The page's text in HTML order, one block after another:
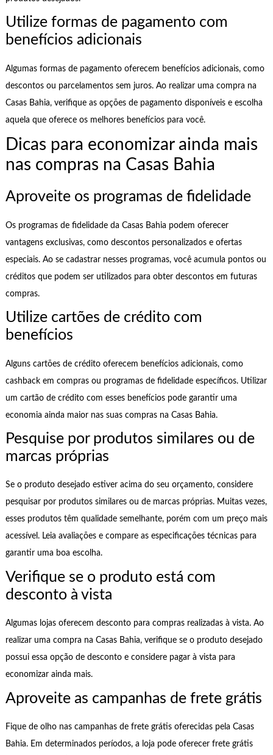
Utilize formas de pagamento com
benefícios adicionais
Algumas formas de pagamento oferecem benefícios adicionais, como
descontos ou parcelamentos sem juros. Ao realizar uma compra na
Casas Bahia, verifique as opções de pagamento disponíveis e escolha
aquela que oferece os melhores benefícios para você.
Dicas para economizar ainda mais
nas compras na Casas Bahia
Aproveite os programas de fidelidade
Os programas de fidelidade da Casas Bahia podem oferecer
vantagens exclusivas, como descontos personalizados e ofertas
especiais. Ao se cadastrar nesses programas, você acumula pontos ou
créditos que podem ser utilizados para obter descontos em futuras
compras.
Utilize cartões de crédito com
benefícios
Alguns cartões de crédito oferecem benefícios adicionais, como
cashback em compras ou programas de fidelidade específicos. Utilizar
um cartão de crédito com esses benefícios pode garantir uma
economia ainda maior nas suas compras na Casas Bahia.
Pesquise por produtos similares ou de
marcas próprias
Se o produto desejado estiver acima do seu orçamento, considere
pesquisar por produtos similares ou de marcas próprias. Muitas vezes,
esses produtos têm qualidade semelhante, porém com um preço mais
acessível. Leia avaliações e compare as especificações técnicas para
garantir uma boa escolha.
Verifique se o produto está com
desconto à vista
Algumas lojas oferecem desconto para compras realizadas à vista. Ao
realizar uma compra na Casas Bahia, verifique se o produto desejado
possui essa opção de desconto e considere pagar à vista para
economizar ainda mais.
Aproveite as campanhas de frete grátis
Fique de olho nas campanhas de frete grátis oferecidas pela Casas
Bahia. Em determinados períodos, a loja pode oferecer frete grátis